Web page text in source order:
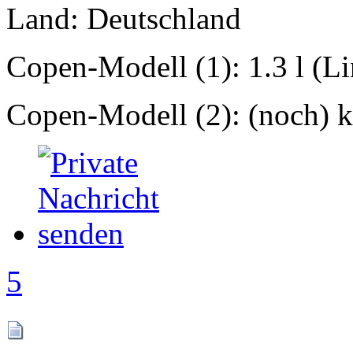
Land: Deutschland
Copen-Modell (1): 1.3 l
Copen-Modell (2): (noch)
5